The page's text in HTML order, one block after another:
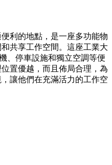
利的地點，是一座多功能物
共享工作空間。這座工業大
、停車設施和獨立空調等便
置優越，而且佈局合理，為
讓他們在充滿活力的工作空